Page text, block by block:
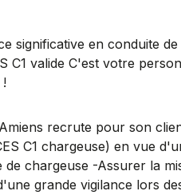
significative en conduite
C1 valide C'est votre
recrute pour son
C1 chargeuse) en vue
de chargeuse -Assurer la
grande vigilance lors